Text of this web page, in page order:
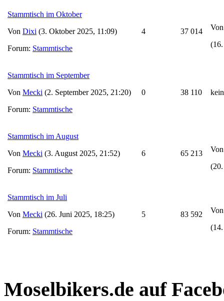
Stammtisch im Oktober
Von Dixi (3. Oktober 2025, 11:09)
Forum: Stammtische
4 37 014
Stammtisch im September
Von Mecki (2. September 2025, 21:20)
Forum: Stammtische
0 38 110
Stammtisch im August
Von Mecki (3. August 2025, 21:52)
Forum: Stammtische
6 65 213
Stammtisch im Juli
Von Mecki (26. Juni 2025, 18:25)
Forum: Stammtische
5 83 592
Moselbikers.de auf